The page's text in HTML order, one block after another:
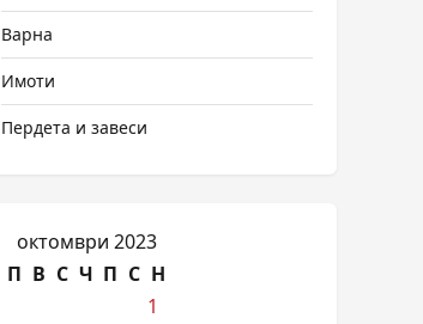
Варна
Имоти
Пердета и завеси
октомври 2023
П В С Ч П С Н
1